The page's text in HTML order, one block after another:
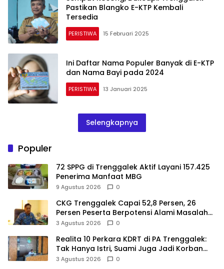
Pastikan Blangko E-KTP Kembali
Tersedia
PERISTIWA 15 Februari 2025
Ini Daftar Nama Populer Banyak di E-KTP
dan Nama Bayi pada 2024
PERISTIWA 13 Januari 2025
Selengkapnya
Populer
72 SPPG di Trenggalek Aktif Layani 157.425
Penerima Manfaat MBG
9 Agustus 2026 0
CKG Trenggalek Capai 52,8 Persen, 26
Persen Peserta Berpotensi Alami Masalah
Kejiwaan
3 Agustus 2026 0
Realita 10 Perkara KDRT di PA Trenggalek:
Tak Hanya Istri, Suami Juga Jadi Korban
Kekerasan
3 Agustus 2026 0